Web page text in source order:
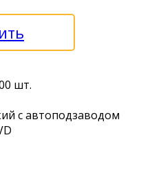
шт.
с автоподзаводом